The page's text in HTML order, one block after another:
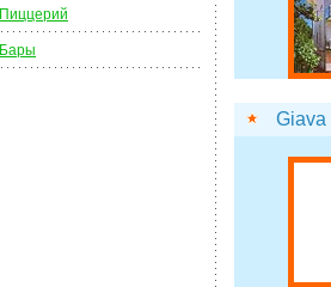
Giava
Пиццерий
Бары